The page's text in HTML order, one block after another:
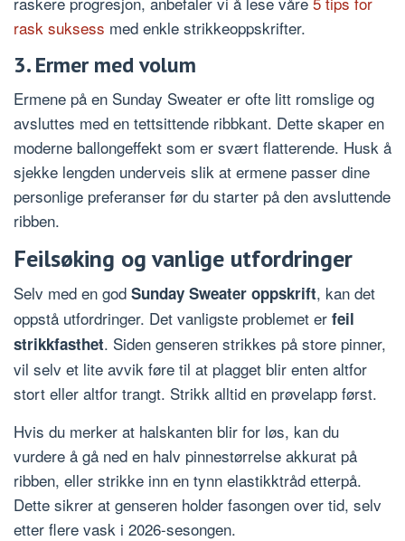
rask suksess med enkle strikkeoppskrifter.
3. Ermer med volum
Ermene på en Sunday Sweater er ofte litt romslige og
avsluttes med en tettsittende ribbkant. Dette skaper en
moderne ballongeffekt som er svært flatterende. Husk å
sjekke lengden underveis slik at ermene passer dine
personlige preferanser før du starter på den avsluttende
ribben.
Feilsøking og vanlige utfordringer
Selv med en god Sunday Sweater oppskrift, kan det
oppstå utfordringer. Det vanligste problemet er feil
strikkfasthet. Siden genseren strikkes på store pinner,
vil selv et lite avvik føre til at plagget blir enten altfor
stort eller altfor trangt. Strikk alltid en prøvelapp først.
Hvis du merker at halskanten blir for løs, kan du
vurdere å gå ned en halv pinnestørrelse akkurat på
ribben, eller strikke inn en tynn elastikktråd etterpå.
Dette sikrer at genseren holder fasongen over tid, selv
etter flere vask i 2026-sesongen.